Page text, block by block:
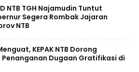
NTB TGH Najamudin Tuntut
Segera Rombak Jajaran
NTB
KEPAK NTB Dorong
Dugaan Gratifikasi di